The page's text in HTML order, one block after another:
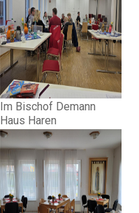
Im Bischof Demann
Haus Haren